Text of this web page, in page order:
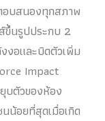
อบสนองทุกสภาพ
ขึ้นรูปประกบ 2
งอและบิดตัวเพิ่ม
Impact
บตัวของห้อง
น้อยที่สุดเมื่อเกิด